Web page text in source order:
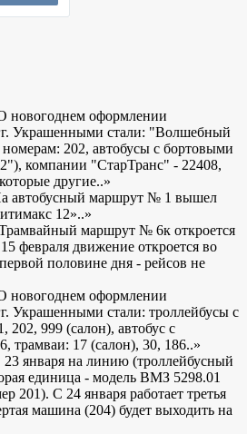
новогоднем оформлении
Украшенными стали: "Волшебный
202, автобусы с бортовыми
компании "СтарТранс" - 22408,
другие..»
автобусный маршрут № 1 вышел
12»..»
маршрут № 6к откроется
февраля движение откроется во
половине дня - рейсов не
новогоднем оформлении
Украшенными стали: троллейбусы с
999 (салон), автобус с
трамваи: 17 (салон), 30, 186..»
23 января на линию (троллейбусный
единица - модель ВМЗ 5298.01
201). С 24 января работает третья
машина (204) будет выходить на